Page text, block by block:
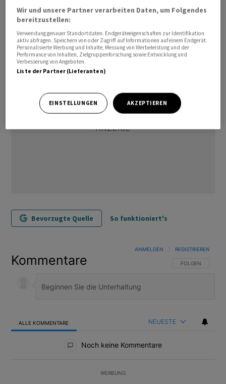
Steigerung von 10 Prozent gegenüber dem
Vorjahresniveau./rew/DP/zb
(AWP)
Bevorzugte Quelle So funktioniert's
Kommentare FOLGE DIESER
FOLGEN
ANMELDEN REGISTRIEREN
ALLE KOMMENTARE NEUESTE
Noch keine Kommentare
WERBUNG
Wir und unsere Partner verarbeiten Daten, um Folgendes
bereitzustellen:
Verwendung genauer Standortdaten. Endgeräteeigenschaften zur Identifikation
aktiv abfragen. Speichern von oder Zugriff auf Informationen auf einem Endgerät.
Personalisierte Werbung und Inhalte, Messung von Werbeleistung und der
Performance von Inhalten, Zielgruppenforschung sowie Entwicklung und
Verbesserung von Angeboten.
Liste der Partner (Lieferanten)
EINSTELLUNGEN AKZEPTIEREN